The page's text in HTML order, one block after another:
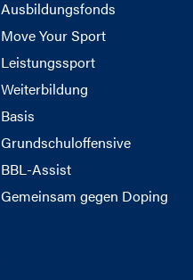
Ausbildungsfonds
Move Your Sport
Leistungssport
Weiterbildung
Basis
Grundschuloffensive
BBL-Assist
Gemeinsam gegen Doping